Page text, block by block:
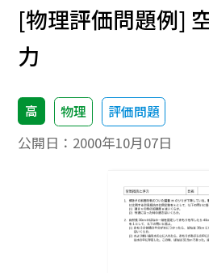
[物理評価問題例]
力
高 物理 評価問題
公開日： 2000年10月07日